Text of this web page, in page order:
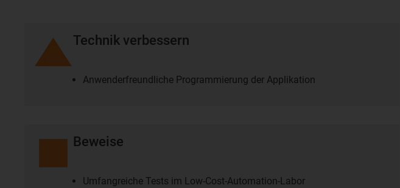
Technik verbessern
Anwenderfreundliche Programmierung der Applikation
Beweise
Umfangreiche Tests im Low-Cost-Automation-Labor